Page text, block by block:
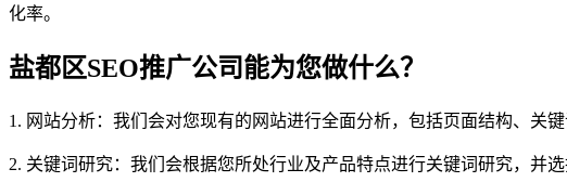
化率。
盐都区SEO推广公司能为您做什么？
1. 网站分析：我们会对您现有的网站进行全面分析，包括页面结构、关
2. 关键词研究：我们会根据您所处行业及产品特点进行关键词研究，并